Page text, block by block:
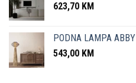
623,70 KM
PODNA LAMPA ABBY
543,00 KM